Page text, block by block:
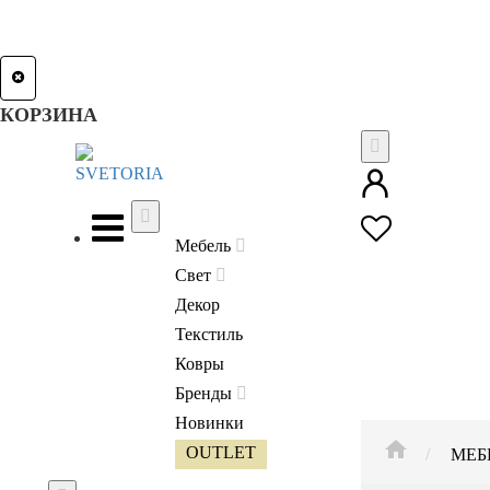
КОРЗИНА
Мебель
Свет
Декор
Текстиль
Ковры
Бренды
Новинки
OUTLET
HOME